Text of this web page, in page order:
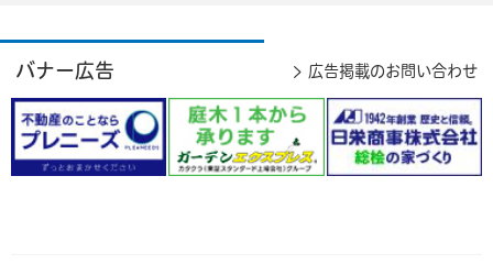
バナー広告 広告掲載のお問い合わせ